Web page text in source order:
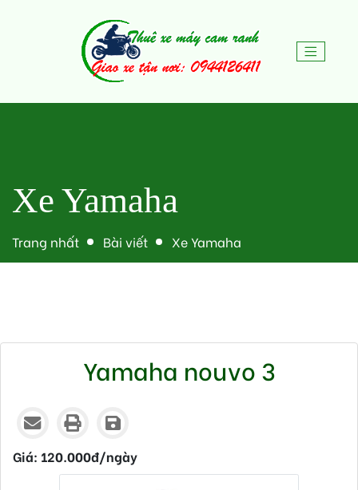
Xe Yamaha
Trang nhất Bài viết Xe Yamaha
Yamaha nouvo 3
Giá: 120.000đ/ngày